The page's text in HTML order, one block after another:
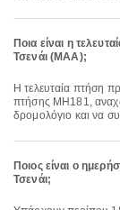
Ποια είναι η
Τσενάι (MAA);
Η τελευταία πτήση προς Adelaide με την Malaysia Airlines, με κωδικό
πτήσης MH181,
δρομολόγιο και να
Ποιος είναι ο
Τσενάι;